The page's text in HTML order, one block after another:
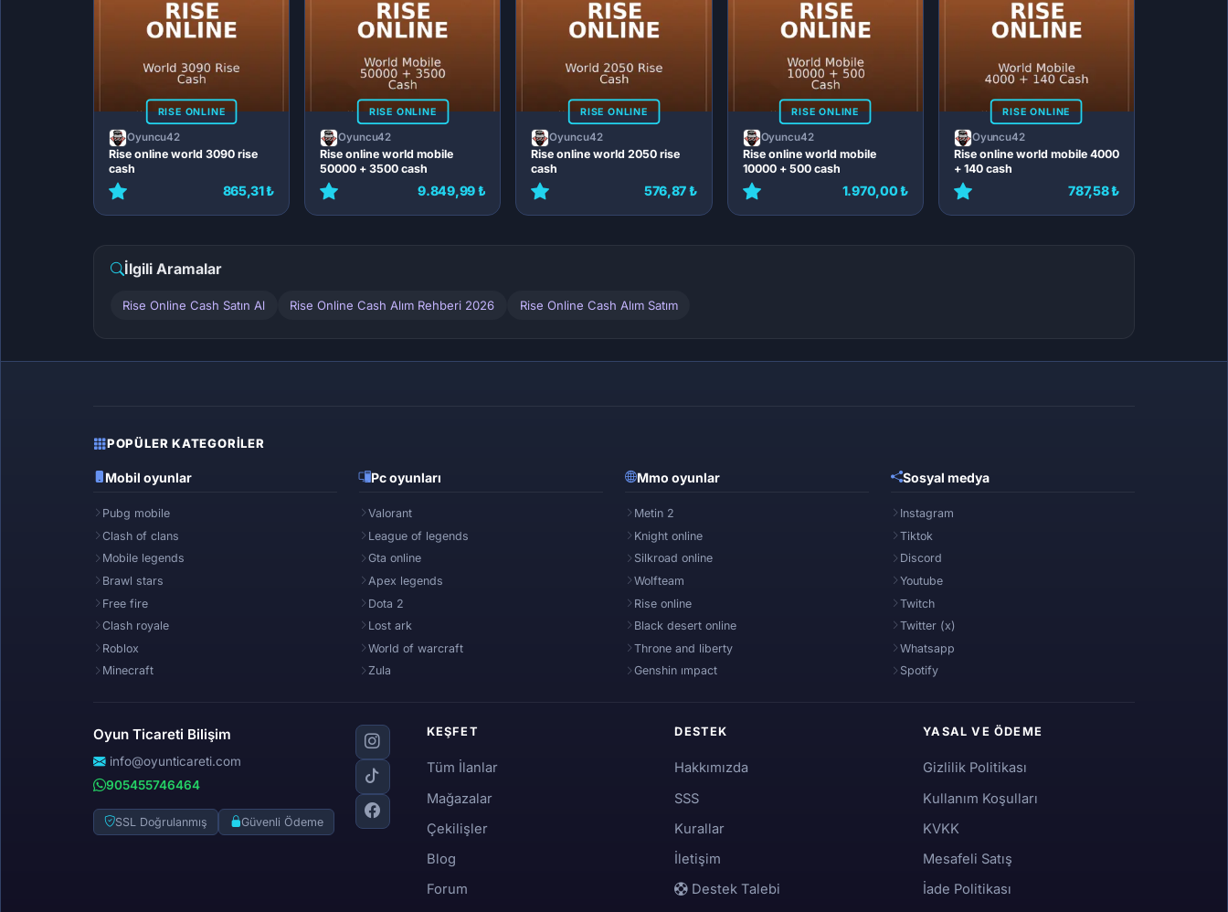
RISE ONLINE
Oyuncu42
Rise online world 3090 rise
cash
865,31 ₺
RISE ONLINE
Oyuncu42
Rise online world mobile
50000 + 3500 cash
9.849,99 ₺
RISE ONLINE
Oyuncu42
Rise online world 2050 rise
cash
576,87 ₺
RISE ONLINE
Oyuncu42
Rise online world mobile
10000 + 500 cash
1.970,00 ₺
RISE ONLINE
Oyuncu42
Rise online world mobile 4000
+ 140 cash
787,58 ₺
İlgili Aramalar
Rise Online Cash Satın Al Rise Online Cash Alım Rehberi 2026 Rise Online Cash Alım Satım
POPÜLER KATEGORILER
Mobil oyunlar
Pubg mobile
Clash of clans
Mobile legends
Brawl stars
Free fire
Clash royale
Roblox
Minecraft
Pc oyunları
Valorant
League of legends
Gta online
Apex legends
Dota 2
Lost ark
World of warcraft
Zula
Mmo oyunlar
Metin 2
Knight online
Silkroad online
Wolfteam
Rise online
Black desert online
Throne and liberty
Genshin ımpact
Sosyal medya
Instagram
Tiktok
Discord
Youtube
Twitch
Twitter (x)
Whatsapp
Spotify
Oyun Ticareti Bilişim
info@oyunticareti.com
905455746464
SSL Doğrulanmış Güvenli Ödeme
KEŞFET
Tüm İlanlar
Mağazalar
Çekilişler
Blog
Forum
DESTEK
Hakkımızda
SSS
Kurallar
İletişim
Destek Talebi
YASAL VE ÖDEME
Gizlilik Politikası
Kullanım Koşulları
KVKK
Mesafeli Satış
İade Politikası